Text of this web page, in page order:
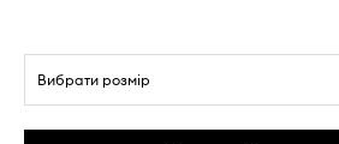
Вибрати розмір